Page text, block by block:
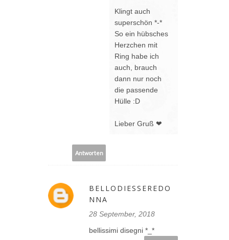
Klingt auch
superschön *-*
So ein hübsches
Herzchen mit
Ring habe ich
auch, brauch
dann nur noch
die passende
Hülle :D
Lieber Gruß ❤
Antworten
BELLODIESSEREDO
NNA
28 September, 2018
bellissimi disegni *_*